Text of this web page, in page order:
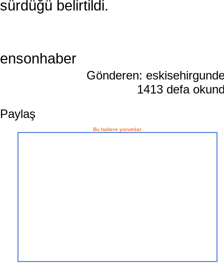
sürdüğü belirtildi.
ensonhaber
Gönderen:
1413 defa
Paylaş
Bu habere yorumlar